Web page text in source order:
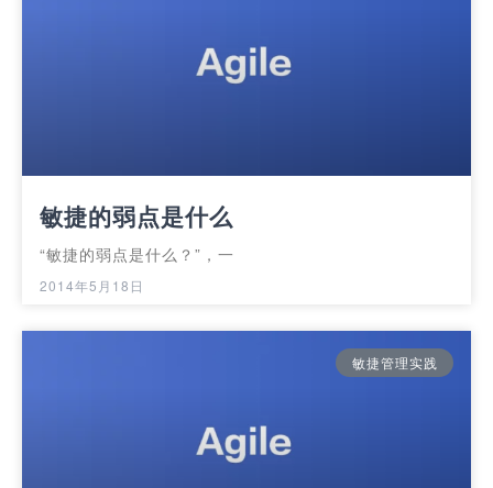
敏捷的弱点是什么
“敏捷的弱点是什么？”，一
2014年5月18日
敏捷管理实践